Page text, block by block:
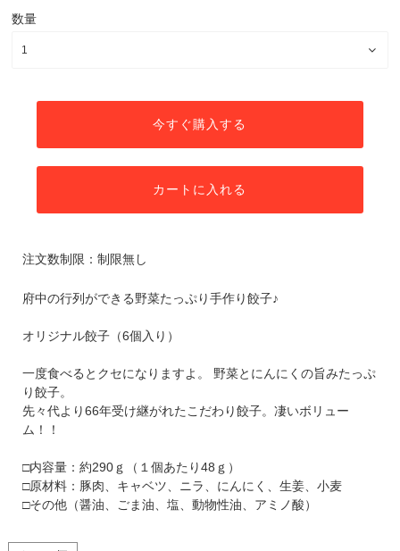
数量
今すぐ購入する
カートに入れる
注文数制限：制限無し
府中の行列ができる野菜たっぷり手作り餃子♪
オリジナル餃子（6個入り）
一度食べるとクセになりますよ。 野菜とにんにくの旨みたっぷ
り餃子。
先々代より66年受け継がれたこだわり餃子。凄いボリュー
ム！！
□内容量：約290ｇ（１個あたり48ｇ）
□原材料：豚肉、キャベツ、ニラ、にんにく、生姜、小麦
□その他（醤油、ごま油、塩、動物性油、アミノ酸）